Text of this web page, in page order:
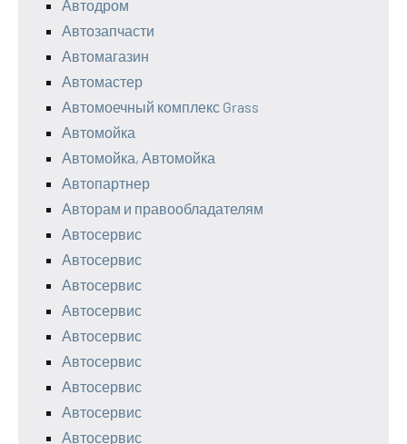
Автодром
Автозапчасти
Автомагазин
Автомастер
Автомоечный комплекс Grass
Автомойка
Автомойка, Автомойка
Автопартнер
Авторам и правообладателям
Автосервис
Автосервис
Автосервис
Автосервис
Автосервис
Автосервис
Автосервис
Автосервис
Автосервис